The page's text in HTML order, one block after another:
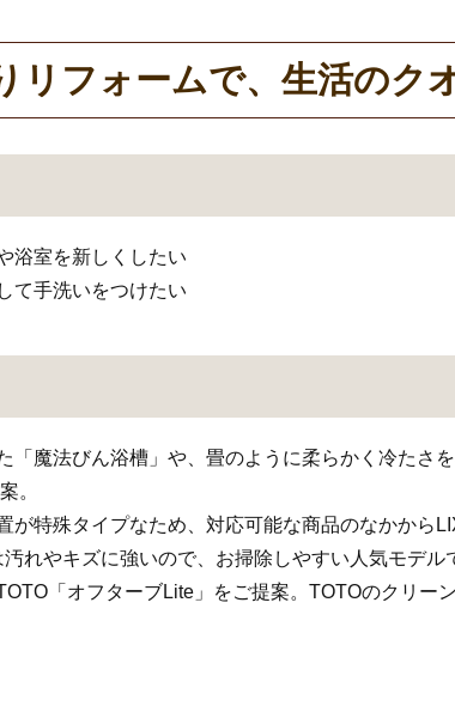
リフォームで、生活のク
浴室を新しくしたい
て手洗いをつけたい
「魔法びん浴槽」や、畳のように柔らかく冷たさ
。
が特殊タイプなため、対応可能な商品のなかから
汚れやキズに強いので、お掃除しやすい人気モデル
「オフターブLite」をご提案。TOTOのクリー